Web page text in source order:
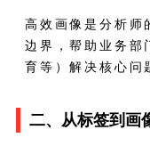
高效画像是分析师
边界，帮助业务部
育等）解决核心问
二、从标签到画